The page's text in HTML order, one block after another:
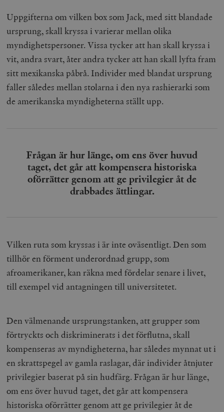
Uppgifterna om vilken box som Jack, med sitt blandade
ursprung, skall kryssa i varierar mellan olika
myndighetspersoner. Vissa tycker att han skall kryssa i
vit, andra svart, åter andra tycker att han skall lyfta fram
sitt mexikanska påbrå. Individer med blandat ursprung
faller således mellan stolarna i den nya rashierarki som
de amerikanska myndigheterna ställt upp.
Frågan är hur länge, om ens över huvud
taget, det går att kompensera historiska
oförrätter genom att ge privilegier åt de
drabbades ättlingar.
Vilken ruta som kryssas i är inte oväsentligt. Den som
tillhör en förment underordnad grupp, som
afroamerikaner, kan räkna med fördelar senare i livet,
till exempel vid antagningen till universitetet.
Den välmenande ursprungstanken, att grupper som
förtryckts och diskriminerats i det förflutna, skall
kompenseras av myndigheterna, har således mynnat ut i
en skrattspegel av gamla raslagar, där individer åtnjuter
privilegier baserat på sin hudfärg. Frågan är hur länge,
om ens över huvud taget, det går att kompensera
historiska oförrätter genom att ge privilegier åt de